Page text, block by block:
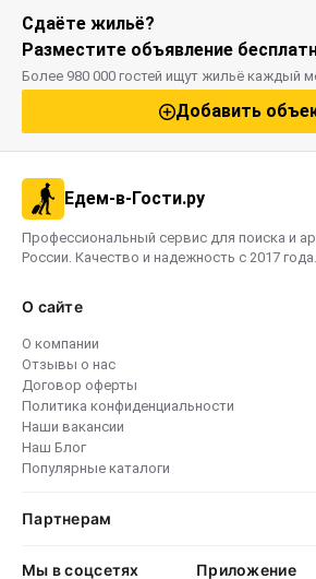
Сдаёте жильё?
Разместите объявление
Более 980 000 гостей ищут жильё каждый
Добавить
Едем-в-Гости.ру
Профессиональный сервис для поиска и
России. Качество и надежность с 2017 года.
О сайте
О компании
Отзывы о нас
Договор оферты
Политика конфиденциальности
Наши вакансии
Наш Блог
Популярные каталоги
Партнерам
Мы в соцсетях Приложение